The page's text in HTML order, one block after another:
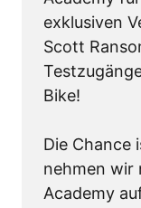
exklusiven
Scott
Bike!
Die Chance
nehmen wir
Academy